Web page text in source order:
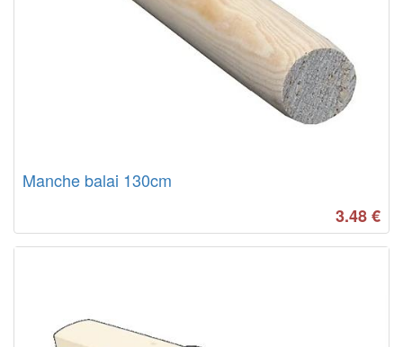
Manche balai 130cm
3.48€